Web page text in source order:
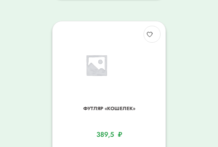
ФУТЛЯР «КОШЕЛЕК»
389,5 ₽